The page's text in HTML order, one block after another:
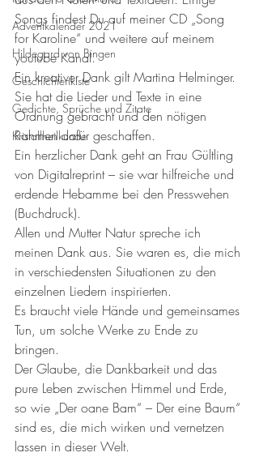
Adventkalender 2021
Hildegard von Bingen
Geschichtenkiste
Gedichte, Sprüche und Zitate
Kristallheilkunde
Songs findest Du auf meiner CD „Song
for Karoline“ und weitere auf meinem
youtube Kanal.
Ein kreativer Dank gilt Martina Helminger.
Sie hat die Lieder und Texte in eine
Ordnung gebracht und den nötigen
Rahmen dafür geschaffen.
Ein herzlicher Dank geht an Frau Gültling
von Digitalreprint – sie war hilfreiche und
erdende Hebamme bei den Presswehen
(Buchdruck).
Allen und Mutter Natur spreche ich
meinen Dank aus. Sie waren es, die mich
in verschiedensten Situationen zu den
einzelnen Liedern inspirierten.
Es braucht viele Hände und gemeinsames
Tun, um solche Werke zu Ende zu
bringen.
Der Glaube, die Dankbarkeit und das
pure Leben zwischen Himmel und Erde,
so wie „Der oane Bam“ – Der eine Baum“
sind es, die mich wirken und vernetzen
lassen in dieser Welt.